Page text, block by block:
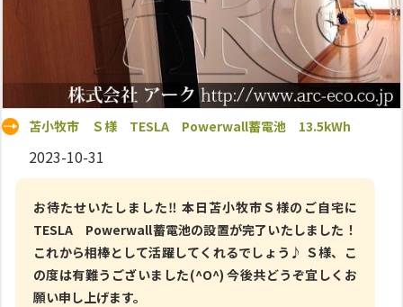
苫小牧市 Ｓ様 TESLA Powerwall蓄電池 13.5kWh
2023-10-31
お待たせいたしました‼ 本日苫小牧市Ｓ様のご自宅に
TESLA Powerwall蓄電池の設置が完了いたしました！
これから相棒として活躍してくれるでしょう♪ Ｓ様、こ
の度は有難うございました(^O^) 今後共どうぞ宜しくお
願い申し上げます。